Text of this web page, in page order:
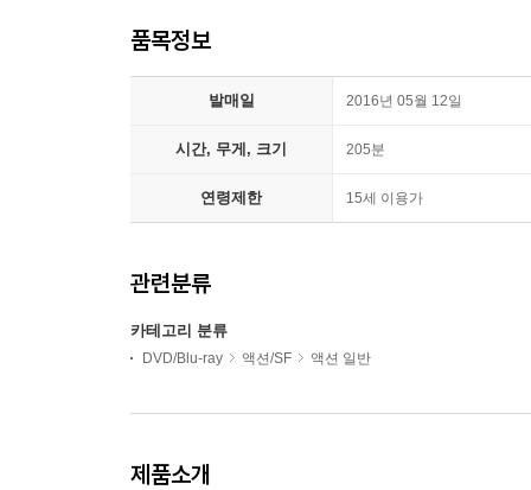
품목정보
발매일 2016년 05월 12일
시간, 무게, 크기 205분
연령제한 15세 이용가
관련분류
카테고리 분류
DVD/Blu-ray 액션/SF 액션 일반
제품소개